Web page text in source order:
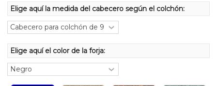
Elige aquí el color de la forja:
Elige aquí la medida del cabecero según el colchón: